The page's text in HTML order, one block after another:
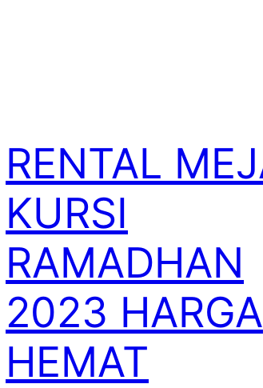
RENTAL
KURSI
RAMADHAN
2023 HARGA
HEMAT